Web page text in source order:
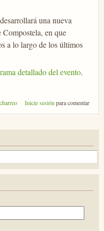
una nueva
en que
a lo largo de los últimos
detallado del evento.
Inicie sesión para comentar